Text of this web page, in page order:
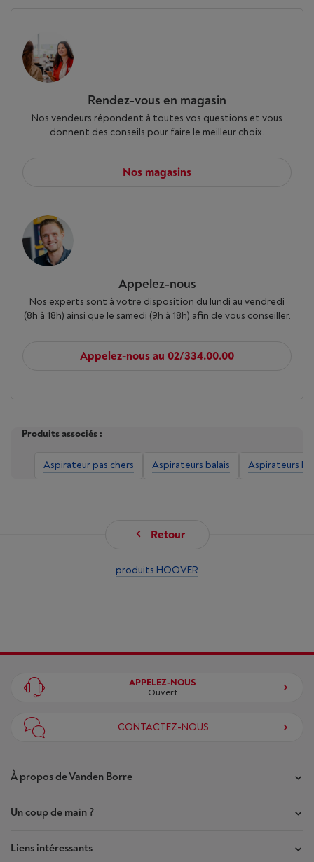
Rendez-vous en magasin
Nos vendeurs répondent à toutes vos questions et vous
donnent des conseils pour faire le meilleur choix.
Nos magasins
Appelez-nous
Nos experts sont à votre disposition du lundi au vendredi
(8h à 18h) ainsi que le samedi (9h à 18h) afin de vous conseiller.
Appelez-nous au 02/334.00.00
Produits associés :
Aspirateur pas chers Aspirateurs balais Aspirateurs
Retour
produits HOOVER
À propos de Vanden Borre
Nos magasins
Contrat de Confiance
Un coup de main ?
Mes commandes
Liens intéressants
APPELEZ-NOUS
Ouvert
CONTACTEZ-NOUS